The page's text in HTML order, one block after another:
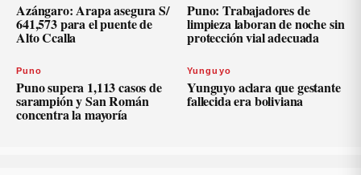
Azángaro: Arapa asegura S/
641,573 para el puente de
Alto Ccalla
Puno: Trabajadores de
limpieza laboran de noche sin
protección vial adecuada
Puno
Puno supera 1,113 casos de
sarampión y San Román
concentra la mayoría
Yunguyo
Yunguyo aclara que gestante
fallecida era boliviana